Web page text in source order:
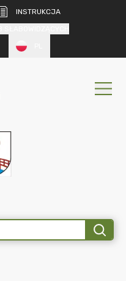
INSTRUKCJA